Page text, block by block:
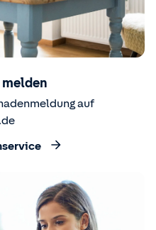
melden
auf